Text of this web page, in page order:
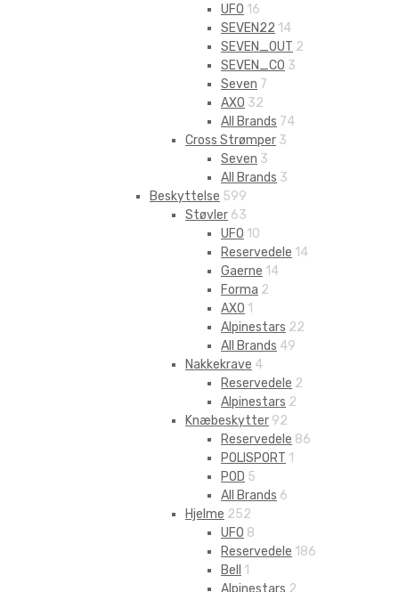
UFO 16
SEVEN22 14
SEVEN_OUT 2
SEVEN_CO 3
Seven 7
AXO 32
All Brands 74
Cross Strømper 3
Seven 3
All Brands 3
Beskyttelse 599
Støvler 63
UFO 10
Reservedele 14
Gaerne 14
Forma 2
AXO 1
Alpinestars 22
All Brands 49
Nakkekrave 4
Reservedele 2
Alpinestars 2
Knæbeskytter 92
Reservedele 86
POLISPORT 1
POD 5
All Brands 6
Hjelme 252
UFO 8
Reservedele 186
Bell
1
Alpinestars 2